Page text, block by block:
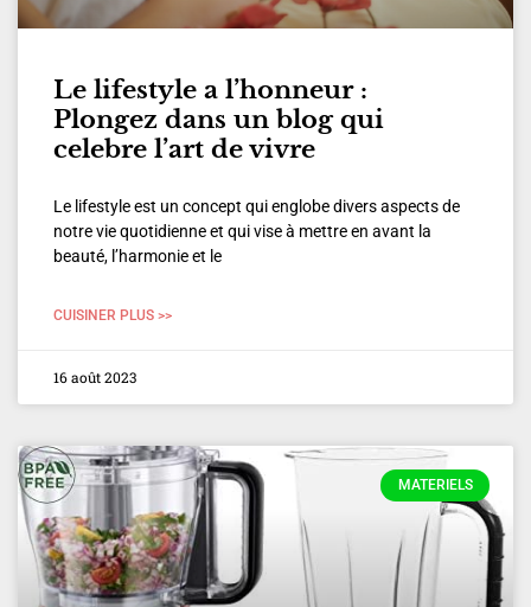
Le lifestyle a l’honneur :
Plongez dans un blog qui
celebre l’art de vivre
Le lifestyle est un concept qui englobe divers aspects de
notre vie quotidienne et qui vise à mettre en avant la
beauté, l’harmonie et le
CUISINER PLUS >>
16 août 2023
MATERIELS